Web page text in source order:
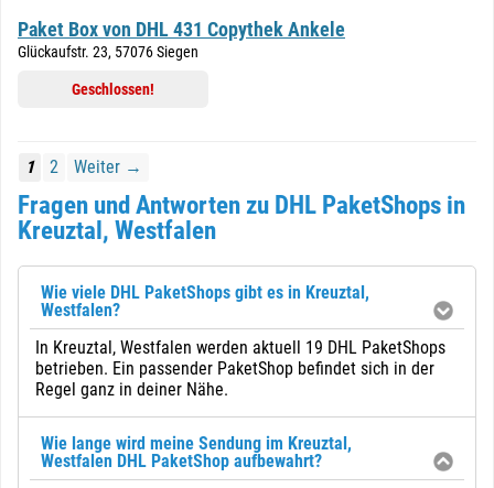
Paket Box von DHL 431 Copythek Ankele
Glückaufstr. 23, 57076 Siegen
Geschlossen!
1 2 Weiter →
Fragen und Antworten zu DHL PaketShops in
Kreuztal, Westfalen
Wie viele DHL PaketShops gibt es in Kreuztal,
Westfalen?
In Kreuztal, Westfalen werden aktuell 19 DHL PaketShops
betrieben. Ein passender PaketShop befindet sich in der
Regel ganz in deiner Nähe.
Wie lange wird meine Sendung im Kreuztal,
Westfalen DHL PaketShop aufbewahrt?